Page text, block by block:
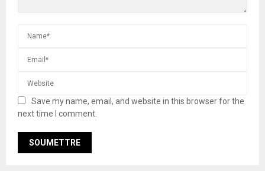
Save my name, email, and website in this browser for the
next time I comment.